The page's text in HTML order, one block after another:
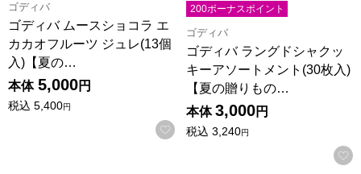
ゴディバ
ゴディバ ムースショコラ エ
カカオフルーツ ジュレ(13個
入)【夏の…
本体 5,000円
税込 5,400円
お気に入りに登録する
200ボーナスポイント
ゴディバ
ゴディバ ラングドシャクッ
キーアソートメント(30枚入)
【夏の贈りもの…
本体 3,000円
税込 3,240円